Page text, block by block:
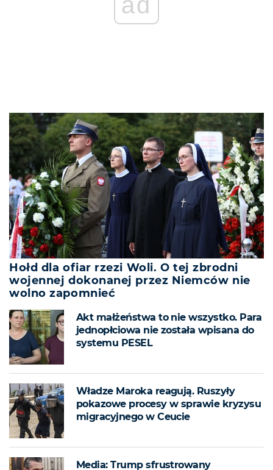
Hołd dla ofiar rzezi Woli. O tej zbrodni
wojennej dokonanej przez Niemców nie
wolno zapomnieć
Akt małżeństwa to nie wszystko. Para
jednopłciowa nie została wpisana do
systemu PESEL
Władze Maroka reagują. Ruszyły
pokazowe procesy w sprawie kryzysu
migracyjnego w Ceucie
Media: Trump sfrustrowany